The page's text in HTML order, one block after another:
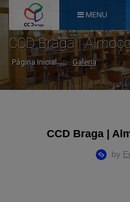
MENU
CCD Braga |
Página Inicial :: Galeria